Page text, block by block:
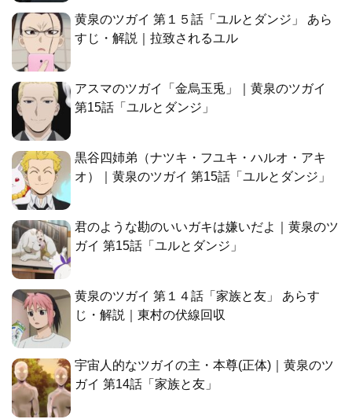
黄泉のツガイ 第１５話「ユルとダンジ」 あら
すじ・解説｜拉致されるユル
アスマのツガイ「金烏玉兎」｜黄泉のツガイ
第15話「ユルとダンジ」
黒谷四姉弟（ナツキ・フユキ・ハルオ・アキ
オ）｜黄泉のツガイ 第15話「ユルとダンジ」
君のような勘のいいガキは嫌いだよ｜黄泉のツ
ガイ 第15話「ユルとダンジ」
黄泉のツガイ 第１４話「家族と友」 あらす
じ・解説｜東村の伏線回収
宇宙人的なツガイの主・本尊(正体)｜黄泉のツ
ガイ 第14話「家族と友」